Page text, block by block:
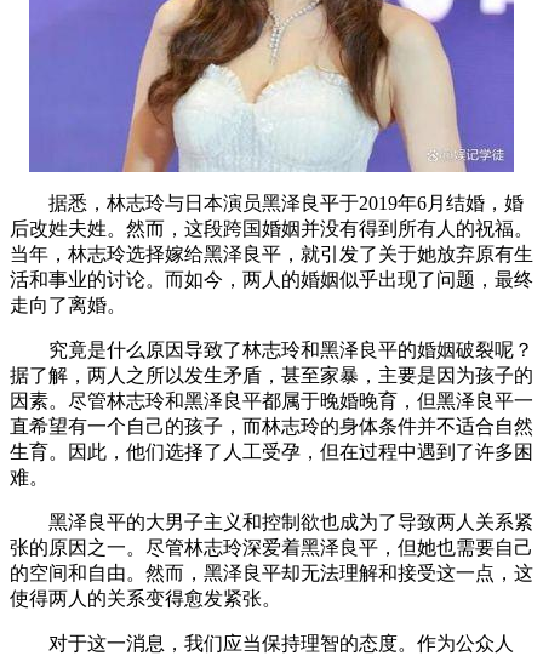
据悉，林志玲与日本演员黑泽良平于2019年6月结婚，婚
后改姓夫姓。然而，这段跨国婚姻并没有得到所有人的祝福。
当年，林志玲选择嫁给黑泽良平，就引发了关于她放弃原有生
活和事业的讨论。而如今，两人的婚姻似乎出现了问题，最终
走向了离婚。
究竟是什么原因导致了林志玲和黑泽良平的婚姻破裂呢？
据了解，两人之所以发生矛盾，甚至家暴，主要是因为孩子的
因素。尽管林志玲和黑泽良平都属于晚婚晚育，但黑泽良平一
直希望有一个自己的孩子，而林志玲的身体条件并不适合自然
生育。因此，他们选择了人工受孕，但在过程中遇到了许多困
难。
黑泽良平的大男子主义和控制欲也成为了导致两人关系紧
张的原因之一。尽管林志玲深爱着黑泽良平，但她也需要自己
的空间和自由。然而，黑泽良平却无法理解和接受这一点，这
使得两人的关系变得愈发紧张。
对于这一消息，我们应当保持理智的态度。作为公众人